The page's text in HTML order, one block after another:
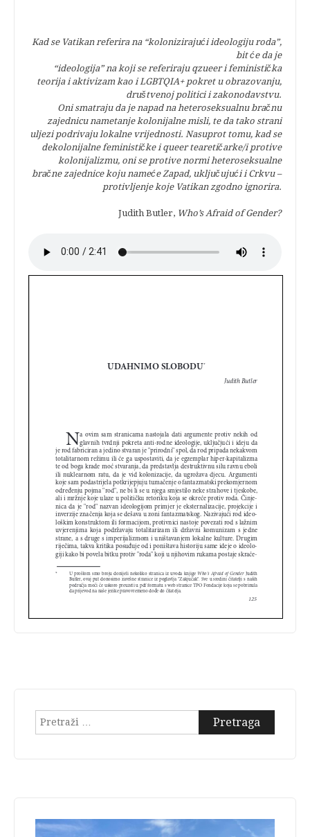
Kad se Vatikan referira na “kolonizirajući ideologiju roda”,
bit će da je
“ideologija” na koji se referiraju qzueer i feministička
teorija i aktivizam kao i LGBTQIA+ pokret u obrazovanju,
društvenoj politici i zakonodavstvu.
Oni smatraju da je napad na heteroseksualnu bračnu
zajednicu nametanje kolonijalne misli, te da tako strani
uljezi podrivaju lokalne vrijednosti. Nasuprot tomu, kad se
dekolonijalne feminističke i queer tearetičarke/i protive
kolonijalizmu, oni se protive normi heteroseksualne
bračne zajednice koju nameće Zapad, uključujući i Crkvu –
protivljenje koje Vatikan zgodno ignorira.
Judith Butler, Who’s Afraid of Gender?
Pretraga: